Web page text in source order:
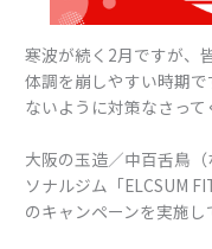
寒波が続く2月ですが、
体調を崩しやすい時期
ないように対策なさって
大阪の玉造／中百舌鳥
ソナルジム「ELCSUM
のキャンペーンを実施し